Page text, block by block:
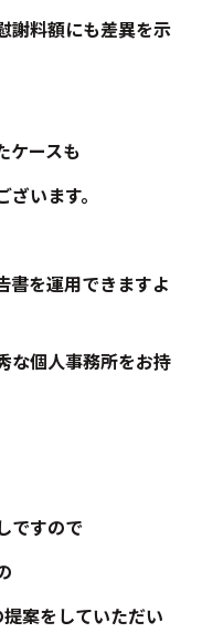
謝料額にも差異を示
ケースも
います。
書を運用できますよ
な個人事務所をお持
ですので
案をしていただい